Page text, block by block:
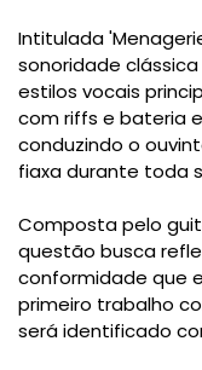
Intitulada
sonoridade
estilos vocais
com riffs e bateria
conduzindo o
fiaxa durante toda
Composta pelo
questão busca
conformidade que
primeiro trabalho
será identificado